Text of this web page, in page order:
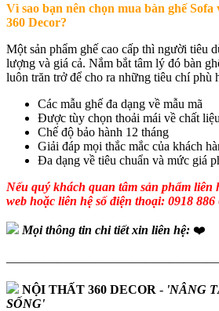
Vì sao bạn nên chọn mua bàn ghế
360 Decor?
Một sản phẩm ghế cao cấp thì người tiêu
lượng và giá cả. Nắm bắt tâm lý đó bàn
luôn trăn trở để cho ra những tiêu chí phù
Các mẫu ghế đa dạng về mẫu mã
Được tùy chọn thoải mái về chất
Chế độ bảo hành 12 tháng
Giải đáp mọi thắc mắc của khách
Đa dạng về tiêu chuẩn và mức giá
Nếu quý khách quan tâm sản phẩm
web hoặc liên hệ số điện thoại: 0918 886
Mọi thông tin chi tiết xin liên hệ: ❤️
NỘI THẤT 360 DECOR - 'NÂNG
SỐNG'